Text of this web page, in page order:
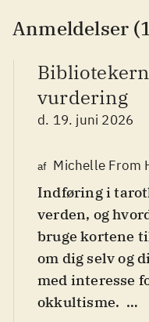
Anmeldelser
vurdering
d. 19. juni 2026
af Michelle From
Indføring i
verden, og
bruge kortene
om dig selv og
med interesse
okkultisme.